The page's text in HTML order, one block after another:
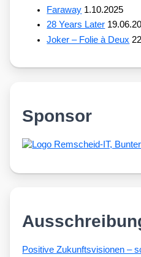
Faraway 1.10.2025
28 Years Later
Joker – Folie à Deux
Sponsor
Posi­ti­ve Zukunfts­vi­sio­nen –